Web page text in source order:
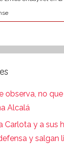
observa, no
Alcalá
Carlota y a sus
y salgan